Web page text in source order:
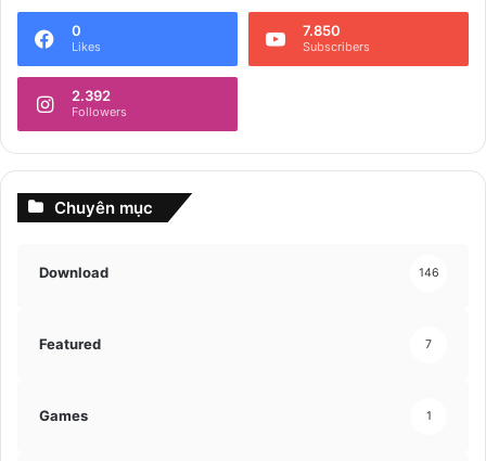
0
Likes
7.850
Subscribers
2.392
Followers
Chuyên mục
Download 146
Featured 7
Games 1